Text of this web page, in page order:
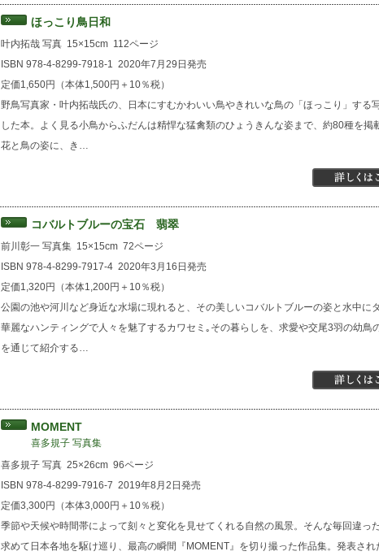
ほっこり鳥日和
叶内拓哉 写真 15×15cm 112ページ
ISBN 978-4-8299-7918-1 2020年7月29日発売
定価1,650円（本体1,500円＋10％税）
野鳥写真家・叶内拓哉氏の、日本にすむかわいい鳥やきれいな鳥の「ほっこり」する
した本。よく見る小鳥からふだんは精悍な猛禽類のひょうきんな姿まで、約80種を掲
花と鳥の姿に、き…
コバルトブルーの宝石 翡翠
前川彰一 写真集 15×15cm 72ページ
ISBN 978-4-8299-7917-4 2020年3月16日発売
定価1,320円（本体1,200円＋10％税）
公園の池や河川など身近な水場に現れると、その美しいコバルトブルーの姿と水中に
華麗なハンティングで人々を魅了するカワセミ｡その暮らしを、求愛や交尾3羽の幼鳥
を通じて紹介する…
MOMENT
喜多規子 写真集
喜多規子 写真 25×26cm 96ページ
ISBN 978-4-8299-7916-7 2019年8月2日発売
定価3,300円（本体3,000円＋10％税）
季節や天候や時間帯によって刻々と変化を見せてくれる自然の風景。そんな毎回違っ
求めて日本各地を駆け巡り、最高の瞬間『MOMENT』を切り撮った作品集。発表され